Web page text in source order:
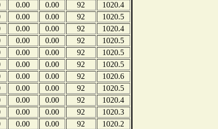
0.00 0.00 92
1020.4
0.00 0.00 92
1020.5
0.00 0.00 92
1020.4
0.00 0.00 92
1020.5
0.00 0.00 92
1020.5
0.00 0.00 92
1020.5
0.00 0.00 92
1020.6
0.00 0.00 92
1020.5
0.00 0.00 92
1020.4
0.00 0.00 92
1020.3
0.00 0.00 92
1020.2